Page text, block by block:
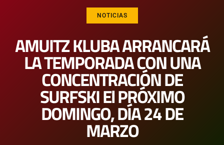
NOTICIAS
AMUITZ KLUBA ARRANCARÁ
LA TEMPORADA CON UNA
CONCENTRACIÓN DE
SURFSKI El PRÓXIMO
DOMINGO, DÍA 24 DE
MARZO